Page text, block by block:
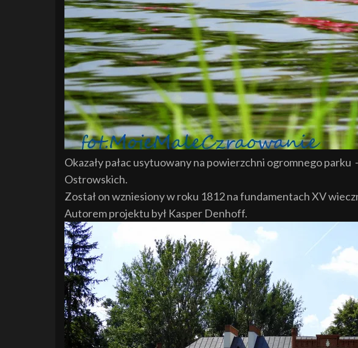
Okazały pałac usytuowany na powierzchni ogromnego parku
Ostrowskich.
Został on wzniesiony w roku 1812 na fundamentach XV
Autorem projektu był Kasper Denhoff.